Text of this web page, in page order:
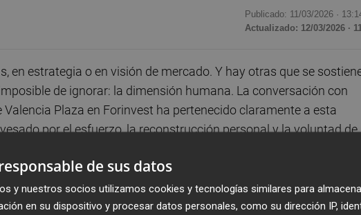
Publicado: 11/03/2026 ·
Actualizado: 12/03/2026 ·
en estrategia o en visión de mercado. Y hay otras que se
de ignorar: la dimensión humana. La conversación con
Valencia Plaza en Forinvest ha pertenecido claramente a esta
por el esfuerzo, la reconstrucción personal y la voluntad de
más impactantes de la jornada.
dio un giro radical el 30 de diciembre de 2022, cuando se
para juez o fiscal. Tras años de estudio intensivo y con un
de sus datos
y nuestros socios utilizamos cookies y tecnologías similares para
en su dispositivo y procesar datos personales, como su dirección IP,